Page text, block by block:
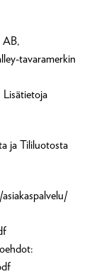
AB,
tavaramerkin
Lisätietoja
ja Tililuotosta